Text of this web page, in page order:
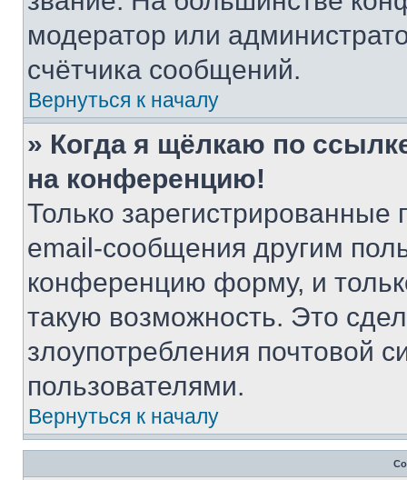
модератор или
счётчика сообщений.
Вернуться к началу
» Когда я щёлкаю по
на конференцию!
Только зарегистрированные
email-сообщения другим
конференцию форму, и
такую возможность. Это
злоупотребления почтовой
пользователями.
Вернуться к началу